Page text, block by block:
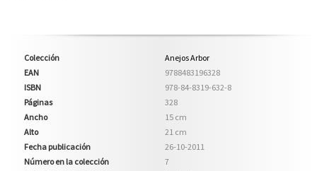
Colección
Anejos Arbor
EAN
9788483196328
ISBN
978-84-8319-632-8
Páginas
328
Ancho
15 cm
Alto
21 cm
Fecha publicación
26-10-2011
Número en la colección
7